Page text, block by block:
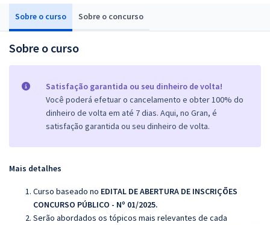
Sobre o curso Sobre o concurso
Sobre o curso
Satisfação garantida ou seu dinheiro de volta!
Você poderá efetuar o cancelamento e obter 100% do
dinheiro de volta em até 7 dias. Aqui, no Gran, é
satisfação garantida ou seu dinheiro de volta.
Mais detalhes
Curso baseado no EDITAL DE ABERTURA DE INSCRIÇÕES
CONCURSO PÚBLICO - Nº 01/2025.
Serão abordados os tópicos mais relevantes de cada